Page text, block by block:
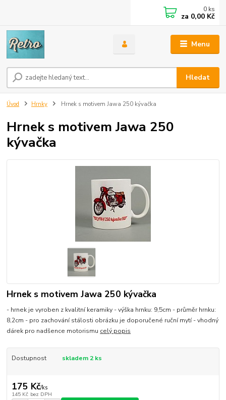
Menu
Hledat
0 ks
za 0,00 Kč
Úvod Hrnky Hrnek s motivem Jawa 250 kývačka
Hrnek s motivem Jawa 250
kývačka
Hrnek s motivem Jawa 250 kývačka
- hrnek je vyroben z kvalitní keramiky - výška hrnku: 9,5cm - průměr hrnku:
8,2cm - pro zachování stálosti obrázku je doporučené ruční mytí - vhodný
dárek pro nadšence motorismu celý popis
Dostupnost skladem 2 ks
175 Kč/ks
145 Kč bez DPH